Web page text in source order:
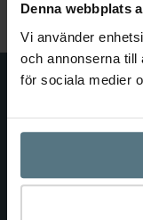
Denna webbplats
Vi använder
och annonserna till
för sociala medier